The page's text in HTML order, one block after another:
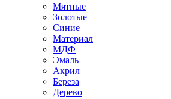
Мятные
Золотые
Синие
Материал
МДФ
Эмаль
Акрил
Береза
Дерево